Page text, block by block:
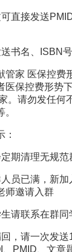
直接发送
书名、ISBN
管家 医保控费
医保控费形势
。请勿发任何
：
期清理无规范
员已满，新
师邀请入群
请联系在群
，请一次发
PMID、文章